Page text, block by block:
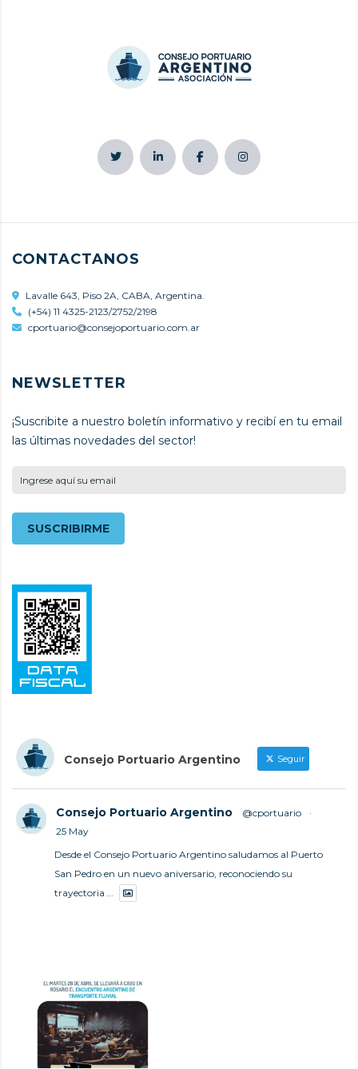
CONTACTANOS
Lavalle 643, Piso 2A, CABA, Argentina.
(+54) 11 4325-2123/2752/2198
cportuario@consejoportuario.com.ar
NEWSLETTER
¡Suscribite a nuestro boletín informativo y recibí en tu email
las últimas novedades del sector!
Consejo Portuario Argentino Seguir
Consejo Portuario Argentino @cportuario
·
25 May
Desde el Consejo Portuario Argentino saludamos al Puerto
San Pedro en un nuevo aniversario, reconociendo su
trayectoria ...